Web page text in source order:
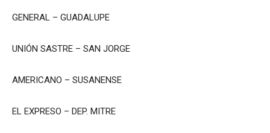
GENERAL – GUADALUPE
UNIÓN SASTRE – SAN JORGE
AMERICANO – SUSANENSE
EL EXPRESO – DEP. MITRE